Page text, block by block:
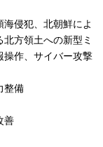
侵犯、北朝鮮によ
方領土への新型ミ
操作、サイバー攻撃
整備
善